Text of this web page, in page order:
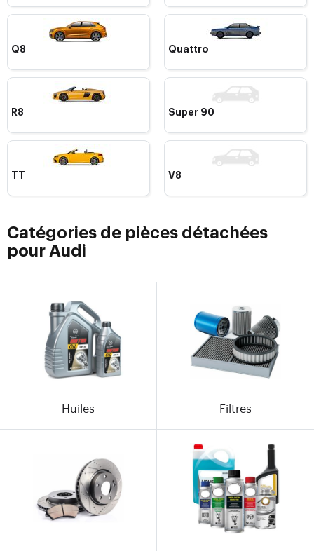
Q8 Quattro
R8 Super 90
TT V8
Catégories de pièces détachées
pour Audi
Huiles Filtres